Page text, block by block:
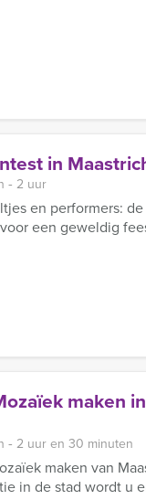
in
‐ 2 uur
en performers:
een geweldig
maken in
‐ 2 uur en 30 minuten
maken van
in de stad wordt u